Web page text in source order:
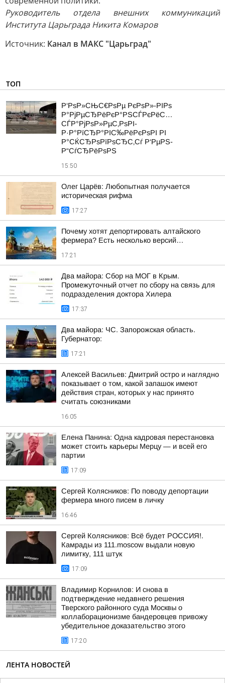
Руководитель отдела внешних коммуникаций
Института Царьграда Никита Комаров
Источник: Канал в МАКС "Царьград"
ТОП
Р‘РѕР»СЊС€РѕРµ РєРѕР»-РІРѕ
Р°РјРµСЂРёРєР°РЅСЃРєРёС…
СЃР°РјРѕР»РµС‚РѕРІ-
Р·Р°РїСЂР°РІС‰РёРєРѕРІ РІ
Р°СЌСЂРѕРїРѕСЂС‚Сѓ Р‘РµРЅ-
Р“СѓСЂРёРѕРЅ
15:50
Олег Царёв: Любопытная получается
историческая рифма
17:27
Почему хотят депортировать алтайского
фермера? Есть несколько версий…
17:21
Два майора: Сбор на МОГ в Крым.
Промежуточный отчет по сбору на связь для
подразделения доктора Хилера
17:37
Два майора: ЧС. Запорожская область.
Губернатор:
17:21
Алексей Васильев: Дмитрий остро и наглядно
показывает о том, какой запашок имеют
действия стран, которых у нас принято
считать союзниками
16:05
Елена Панина: Одна кадровая перестановка
может стоить карьеры Мерцу — и всей его
партии
17:09
Сергей Колясников: По поводу депортации
фермера много писем в личку
16:46
Сергей Колясников: Всё будет РОССИЯ!.
Камрады из 111.moscow выдали новую
лимитку, 111 штук
17:09
Владимир Корнилов: И снова в
подтверждение недавнего решения
Тверского районного суда Москвы о
коллаборационизме бандеровцев привожу
убедительное доказательство этого
17:20
ЛЕНТА НОВОСТЕЙ